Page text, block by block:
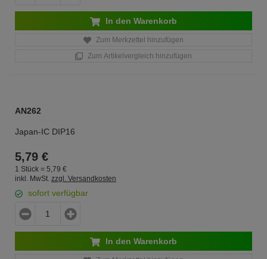
In den Warenkorb
Zum Merkzettel hinzufügen
Zum Artikelvergleich hinzufügen
AN262
Japan-IC DIP16
5,79 €
1 Stück = 5, 79 €
inkl. MwSt. zzgl. Versandkosten
sofort verfügbar
In den Warenkorb